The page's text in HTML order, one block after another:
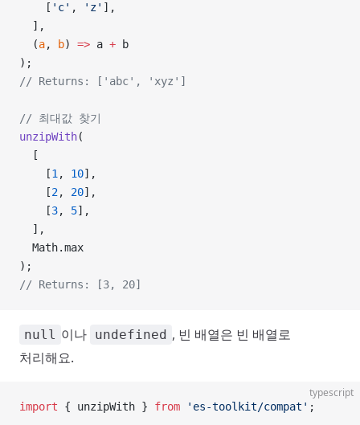
    [
'c' , 'z' ],
  ],
  (
a, b) => a + b
);
// Returns: ['abc', 'xyz']
// 최대값 찾기
unzipWith(
  [
    [
1 , 10],
    [
2, 20],
    [
3, 5],
  ],
  Math.max
);
// Returns: [3, 20]
null 이나 undefined , 빈 배열은 빈 배열로
처리해요.
typescript
import { unzipWith } from 'es-toolkit/compat' ;